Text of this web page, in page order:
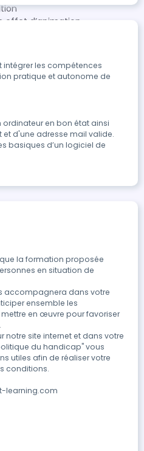
effet d’animation
aux diapositives
des diapositives
intégrer les compétences
pratique et autonome de
en bon état ainsi
et d'une adresse mail valide.
basiques d’un logiciel de
que la formation proposée
en situation de
accompagnera dans votre
ensemble les
en œuvre pour favoriser
notre site internet et dans votre
du handicap" vous
utiles afin de réaliser votre
conditions.
learning.com